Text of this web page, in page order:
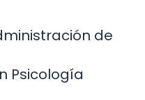
de
Psicología